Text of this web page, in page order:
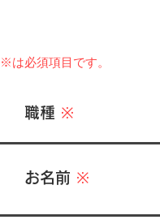
※は必須項目です。
職種 ※
お名前 ※